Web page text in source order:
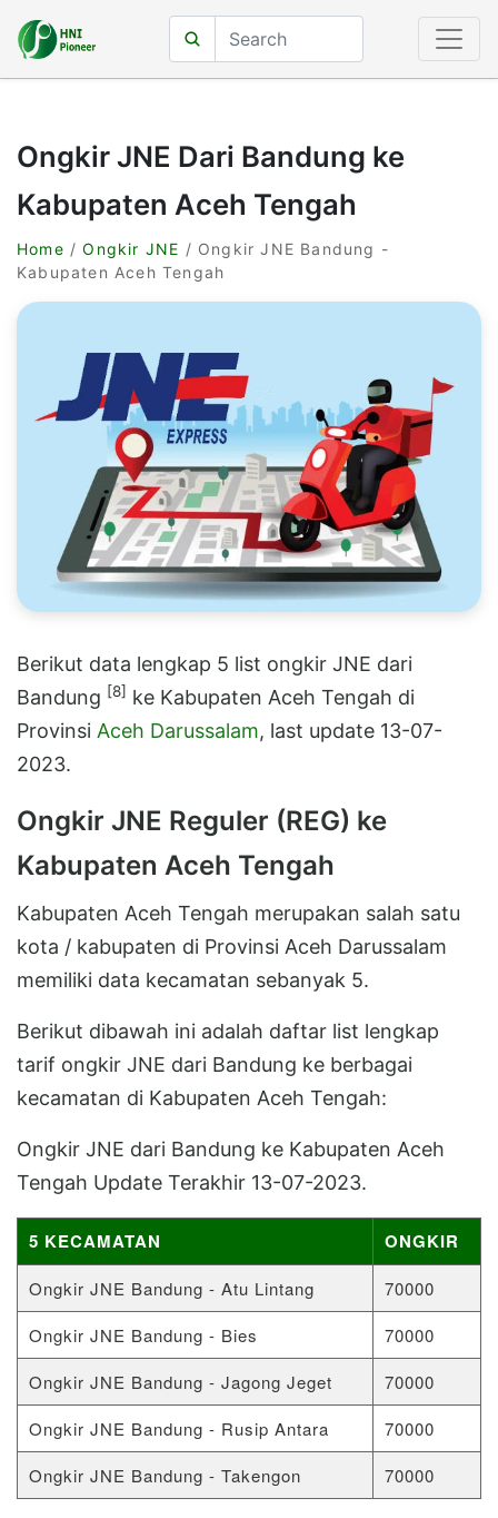
Ongkir JNE Dari Bandung ke
Kabupaten Aceh Tengah
Home /Ongkir JNE / Ongkir JNE Bandung -
Kabupaten Aceh Tengah
Berikut data lengkap 5 list ongkir JNE dari
Bandung [8] ke Kabupaten Aceh Tengah di
Provinsi Aceh Darussalam, last update 13-07-
2023.
Ongkir JNE Reguler (REG) ke
Kabupaten Aceh Tengah
Kabupaten Aceh Tengah merupakan salah satu
kota / kabupaten di Provinsi Aceh Darussalam
memiliki data kecamatan sebanyak 5.
Berikut dibawah ini adalah daftar list lengkap
tarif ongkir JNE dari Bandung ke berbagai
kecamatan di Kabupaten Aceh Tengah:
Ongkir JNE dari Bandung ke Kabupaten Aceh
Tengah Update Terakhir 13-07-2023.
5 KECAMATAN ONGKIR
Ongkir JNE Bandung - Atu Lintang
70000
Ongkir JNE Bandung - Bies
70000
Ongkir JNE Bandung - Jagong Jeget
70000
Ongkir JNE Bandung - Rusip Antara
70000
Ongkir JNE Bandung - Takengon
70000